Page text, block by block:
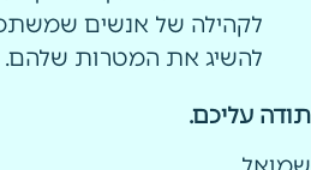
לקהילה של אנשים
להשיג את המטרות שלהם.
תודה עליכם.